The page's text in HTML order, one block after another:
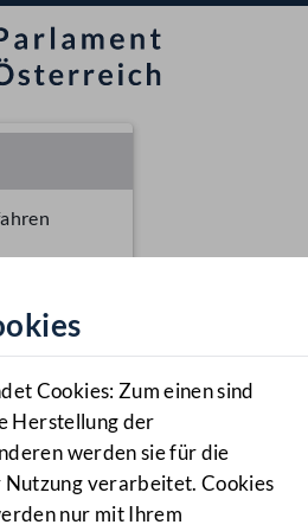
Cookies: Zum einen sind
Herstellung der
werden sie für die
Nutzung verarbeitet. Cookies
nur mit Ihrem
NR